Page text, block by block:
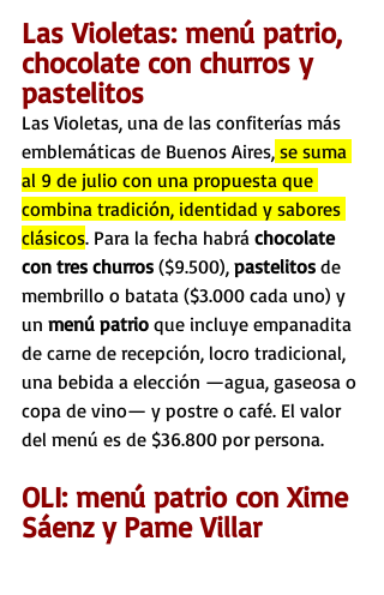
Las Violetas: menú patrio,
chocolate con churros y
pastelitos
Las Violetas, una de las confiterías más
emblemáticas de Buenos Aires, se suma
al 9 de julio con una propuesta que
combina tradición, identidad y sabores
clásicos. Para la fecha habrá chocolate
con tres churros ($9.500), pastelitos de
membrillo o batata ($3.000 cada uno) y
un menú patrio que incluye empanadita
de carne de recepción, locro tradicional,
una bebida a elección —agua, gaseosa o
copa de vino— y postre o café. El valor
del menú es de $36.800 por persona.
OLI: menú patrio con Xime
Sáenz y Pame Villar